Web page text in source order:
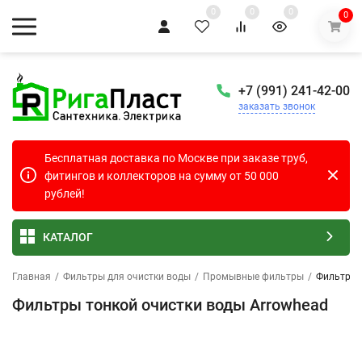
0 0 0 0
+7 (991) 241-42-00
заказать звонок
Бесплатная доставка по Москве при заказе труб,
фитингов и коллекторов на сумму от 50 000
рублей!
КАТАЛОГ
Главная / Фильтры для очистки воды / Промывные фильтры / Фильтры
Фильтры тонкой очистки воды Arrowhead